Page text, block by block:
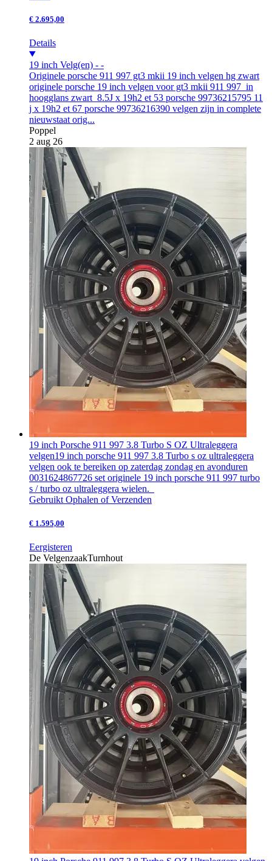
€ 2.695,00
Details
19 inch Velg(en) - -
Originele porsche 911 997 gt3 mkii 19 inch velgen hg zwart
originele porsche 19 inch velgen voor gt3 mkii 911 997 in
hoogglans zwart 8.5J x 19h2 et 53 porsche 99736215795 11
j x 19h2 et 67 porsche 99736216390 velgen zijn in complete
nieuwstaat orig...
Poppel
2 aug 26
19 inch Porsche 911 997 3.8 Turbo S OZ Ultraleggera
velgen19 inch porsche 911 997 3.8 Turbo s oz ultraleggera
velgen ook te bereiken op zaterdag zondag en avonduren
0031624867726 set originele 19 inch porsche 911 997 turbo
s / turbo oz ultraleggera wielen.
Gebruikt Ophalen of Verzenden
€ 1.595,00
Eergisteren
De VelgenzaakTurnhout